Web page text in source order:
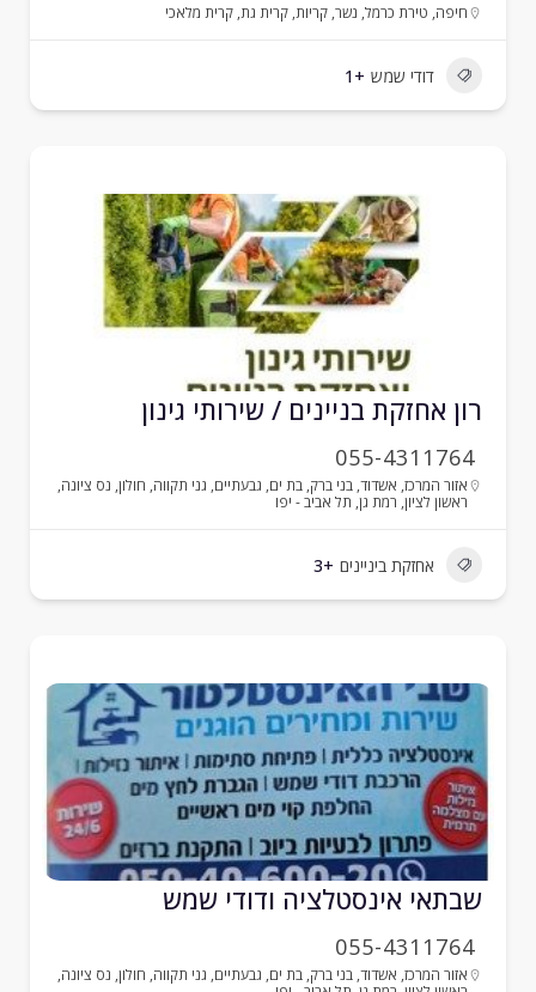
טירת כרמל,נשר ,קריות,קרית גת, קרית מלאכי
דודי שמש +1
אחזקת בניינים / שירותי גינון
055-4311764
אזור המרכז,אשדוד,בני ברק,בת ים,גבעתיים, גני תקווה ,חולון,נס ציונה,
ראשון לציון,רמת גן,תל אביב - יפו
אחזקת ביניינים +3
אינסטלציה ודודי שמש
055-4311764
אזור המרכז,אשדוד,בני ברק,בת ים,גבעתיים, גני תקווה ,חולון,נס ציונה,